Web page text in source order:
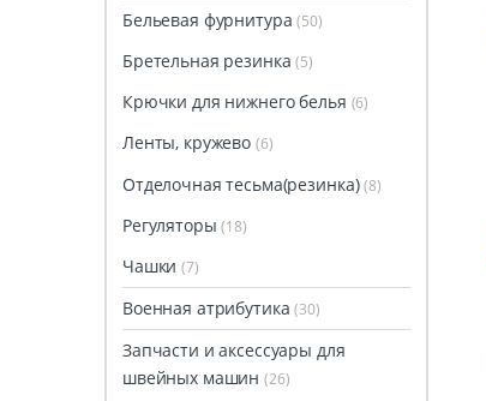
Бельевая фурнитура(50)
Бретельная резинка(5)
Крючки для нижнего белья (6)
Ленты, кружево (6)
Отделочная тесьма(резинка) (8)
Регуляторы(18)
Чашки(7)
Военная атрибутика(30)
Запчасти и аксессуары для
швейных машин(26)